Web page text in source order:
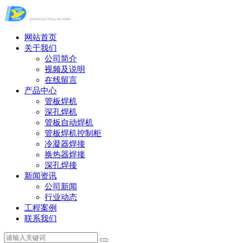
网站首页
关于我们
公司简介
视频及说明
在线留言
产品中心
管板焊机
深孔焊机
管板自动焊机
管板焊机控制柜
冷凝器焊接
换热器焊接
深孔焊接
新闻资讯
公司新闻
行业动态
工程案例
联系我们